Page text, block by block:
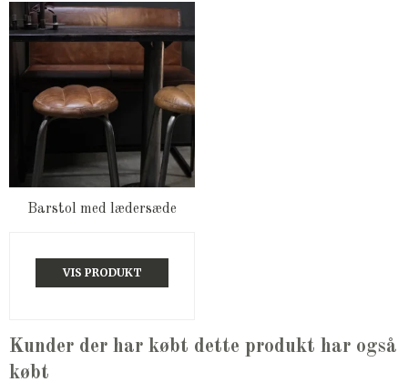
Barstol med lædersæde
VIS PRODUKT
Kunder der har købt dette produkt har også
købt